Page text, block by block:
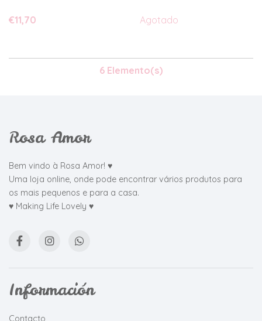
€11,70 Agotado
6 Elemento(s)
Rosa Amor
Bem vindo à Rosa Amor! ♥
Uma loja online, onde pode encontrar vários produtos para
os mais pequenos e para a casa.
♥ Making Life Lovely ♥
Información
Contacto